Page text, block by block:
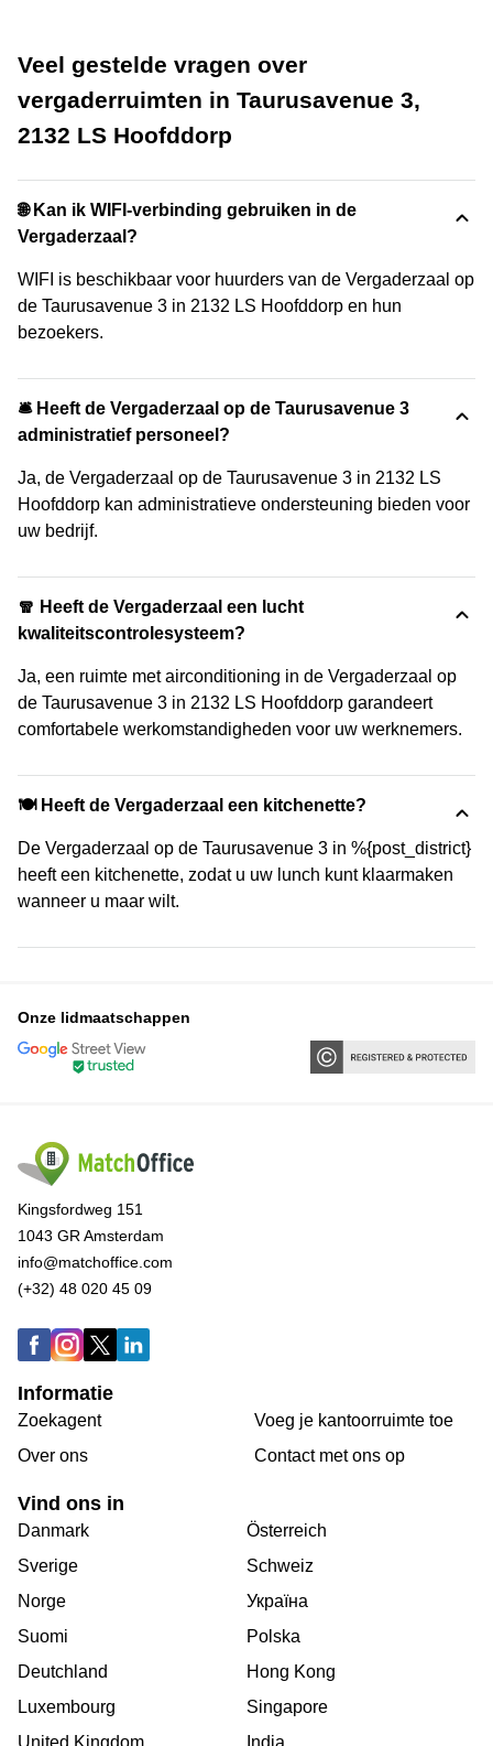
Veel gestelde vragen over
vergaderruimten in Taurusavenue 3,
2132 LS Hoofddorp
🌐 Kan ik WIFI-verbinding gebruiken in de
Vergaderzaal?
WIFI is beschikbaar voor huurders van de Vergaderzaal op
de Taurusavenue 3 in 2132 LS Hoofddorp en hun
bezoekers.
🛎 Heeft de Vergaderzaal op de Taurusavenue 3
administratief personeel?
Ja, de Vergaderzaal op de Taurusavenue 3 in 2132 LS
Hoofddorp kan administratieve ondersteuning bieden voor
uw bedrijf.
🧣 Heeft de Vergaderzaal een lucht
kwaliteitscontrolesysteem?
Ja, een ruimte met airconditioning in de Vergaderzaal op
de Taurusavenue 3 in 2132 LS Hoofddorp garandeert
comfortabele werkomstandigheden voor uw werknemers.
🍽️ Heeft de Vergaderzaal een kitchenette?
De Vergaderzaal op de Taurusavenue 3 in %{post_district}
heeft een kitchenette, zodat u uw lunch kunt klaarmaken
wanneer u maar wilt.
Onze lidmaatschappen
Kingsfordweg 151
1043 GR Amsterdam
info@matchoffice.com
(+32) 48 020 45 09
Informatie
Zoekagent
Over ons
Voeg je kantoorruimte toe
Сontact met ons op
Vind ons in
Danmark
Sverige
Norge
Suomi
Deutchland
Luxembourg
United Kingdom
Österreich
Schweiz
Україна
Polska
Hong Kong
Singapore
India